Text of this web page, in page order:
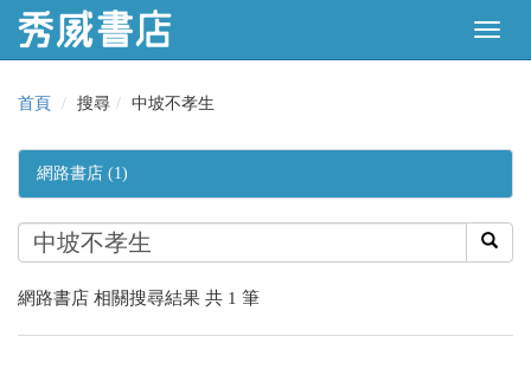
首頁 搜尋 中坡不孝生
網路書店 (1)
網路書店 相關搜尋結果 共 1 筆